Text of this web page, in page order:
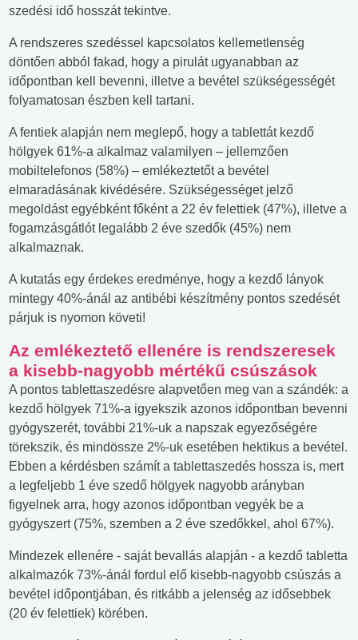
szedési idő hosszát tekintve.
A rendszeres szedéssel kapcsolatos kellemetlenség
döntően abból fakad, hogy a pirulát ugyanabban az
időpontban kell bevenni, illetve a bevétel szükségességét
folyamatosan észben kell tartani.
A fentiek alapján nem meglepő, hogy a tablettát kezdő
hölgyek 61%-a alkalmaz valamilyen – jellemzően
mobiltelefonos (58%) – emlékeztetőt a bevétel
elmaradásának kivédésére. Szükségességet jelző
megoldást egyébként főként a 22 év felettiek (47%), illetve a
fogamzásgátlót legalább 2 éve szedők (45%) nem
alkalmaznak.
A kutatás egy érdekes eredménye, hogy a kezdő lányok
mintegy 40%-ánál az antibébi készítmény pontos szedését
párjuk is nyomon követi!
Az emlékeztető ellenére is rendszeresek
a kisebb-nagyobb mértékű csúszások
A pontos tablettaszedésre alapvetően meg van a szándék: a
kezdő hölgyek 71%-a igyekszik azonos időpontban bevenni
gyógyszerét, további 21%-uk a napszak egyezőségére
törekszik, és mindössze 2%-uk esetében hektikus a bevétel.
Ebben a kérdésben számít a tablettaszedés hossza is, mert
a legfeljebb 1 éve szedő hölgyek nagyobb arányban
figyelnek arra, hogy azonos időpontban vegyék be a
gyógyszert (75%, szemben a 2 éve szedőkkel, ahol 67%).
Mindezek ellenére - saját bevallás alapján - a kezdő tabletta
alkalmazók 73%-ánál fordul elő kisebb-nagyobb csúszás a
bevétel időpontjában, és ritkább a jelenség az idősebbek
(20 év felettiek) körében.